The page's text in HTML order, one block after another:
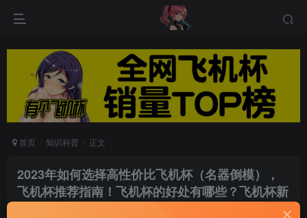
首页 知识科普 正文
2023年如何选择高性价比飞机杯（名器倒模），
飞机杯推荐指南！飞机杯的好处有哪些？飞机杯新
手测评与丨双通道丨自动加热丨推荐！丨对子哈特